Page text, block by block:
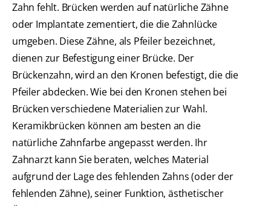
Zahn fehlt. Brücken werden auf natürliche Zähne
oder Implantate zementiert, die die Zahnlücke
umgeben. Diese Zähne, als Pfeiler bezeichnet,
dienen zur Befestigung einer Brücke. Der
Brückenzahn, wird an den Kronen befestigt, die die
Pfeiler abdecken. Wie bei den Kronen stehen bei
Brücken verschiedene Materialien zur Wahl.
Keramikbrücken können am besten an die
natürliche Zahnfarbe angepasst werden. Ihr
Zahnarzt kann Sie beraten, welches Material
aufgrund der Lage des fehlenden Zahns (oder der
fehlenden Zähne), seiner Funktion, ästhetischer